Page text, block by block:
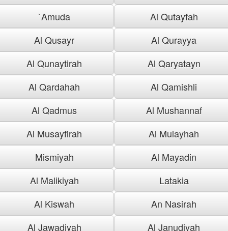
`Amuda
Al Qutayfah
Al Qusayr
Al Qurayya
Al Qunaytirah
Al Qaryatayn
Al Qardahah
Al Qamishli
Al Qadmus
Al Mushannaf
Al Musayfirah
Al Mulayhah
Mismiyah
Al Mayadin
Al Malikiyah
Latakia
Al Kiswah
An Nasirah
Al Jawadiyah
Al Janudiyah